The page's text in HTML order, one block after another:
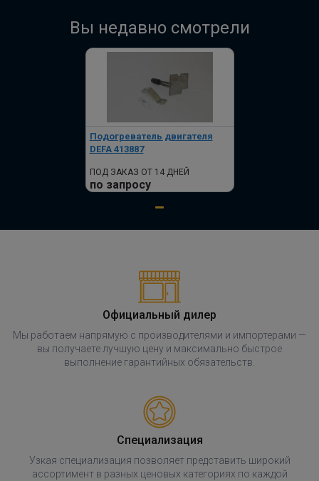
Вы недавно смотрели
Подогреватель двигателя
DEFA 413887
ПОД ЗАКАЗ ОТ 14 ДНЕЙ
по запросу
Официальный дилер
Мы работаем напрямую с производителями и импортерами —
вы получаете лучшую цену и максимально быстрое
выполнение гарантийных обязательств.
Специализация
Узкая специализация позволяет представить широкий
ассортимент в разных ценовых категориях по каждой